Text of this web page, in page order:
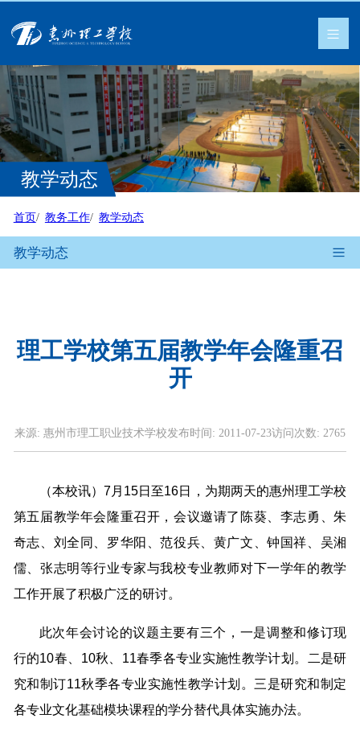
教学动态
首页 教务工作 教学动态
教学动态
理工学校第五届教学年会隆重召
开
来源: 惠州市理工职业技术学校发布时间: 2011-07-23访问次数: 2765
（本校讯）7月15日至16日，为期两天的惠州理工学校
第五届教学年会隆重召开，会议邀请了陈葵、李志勇、朱
奇志、刘全同、罗华阳、范役兵、黄广文、钟国祥、吴湘
儒、张志明等行业专家与我校专业教师对下一学年的教学
工作开展了积极广泛的研讨。
此次年会讨论的议题主要有三个，一是调整和修订现
行的10春、10秋、11春季各专业实施性教学计划。二是研
究和制订11秋季各专业实施性教学计划。三是研究和制定
各专业文化基础模块课程的学分替代具体实施办法。